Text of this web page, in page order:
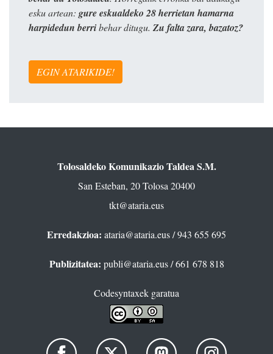
esku artean: gure eskualdeko 28 herrietan hamarna
harpidedun berribehar ditugu. Zu falta zara, bazatoz?
EGIN ATARIKIDE!
Tolosaldeko Komunikazio Taldea S.M.
San Esteban, 20 Tolosa 20400
tkt@ataria.eus
Erredakzioa: ataria@ataria.eus/ 943 655 695
Publizitatea: publi@ataria.eus/ 661 678 818
Codesyntaxek garatua